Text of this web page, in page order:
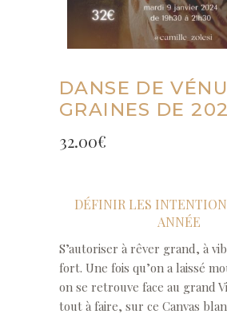
DANSE DE
GRAINES DE
32.00€
DÉFINIR LES
ANNÉE
S’autoriser à rêver grand, à
fort. Une fois qu’on a laissé
on se retrouve face au grand
tout à faire, sur ce Canvas